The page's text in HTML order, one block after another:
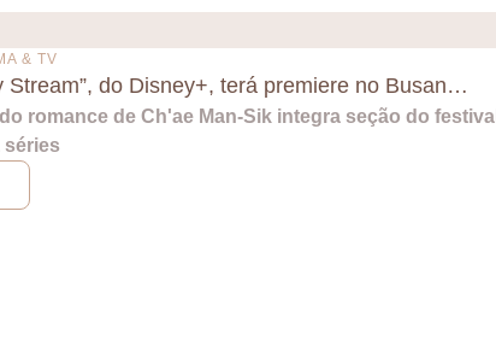
& TV
Stream”, do Disney+, terá premiere no Busan…
romance de Ch'ae Man-Sik integra seção do festival
séries